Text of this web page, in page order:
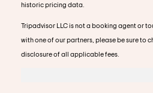
historic pricing data.
Tripadvisor LLC is not a booking agent or
with one of our partners, please be sure to
disclosure of all applicable fees.